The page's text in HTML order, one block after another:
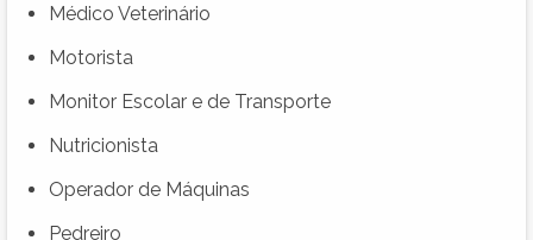
Médico Veterinário
Motorista
Monitor Escolar e de Transporte
Nutricionista
Operador de Máquinas
Pedreiro